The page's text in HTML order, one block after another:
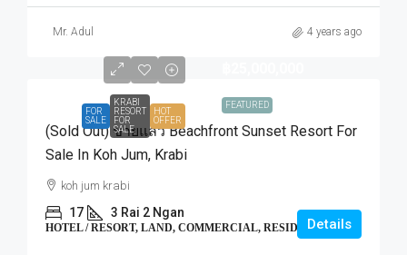
Mr. Adul 4 years ago
FEATURED
FOR
SALE
KRABI
RESORT
FOR
SALE
HOT
OFFER
(Sold Out) ขายแล้ว Beachfront Sunset Resort For
Sale In Koh Jum, Krabi
koh jum krabi
17 3 Rai 2 Ngan
HOTEL / RESORT, LAND, COMMERCIAL, RESIDENTIAL
Details